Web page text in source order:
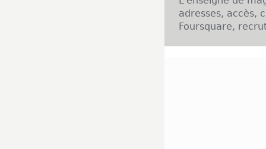
adresses, accès,
Foursquare,